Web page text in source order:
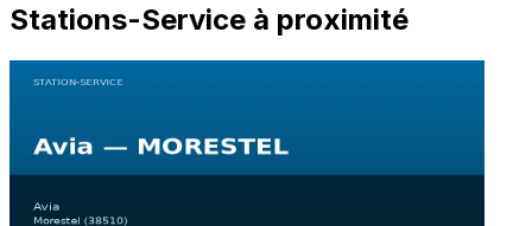
Stations-Service à proximité